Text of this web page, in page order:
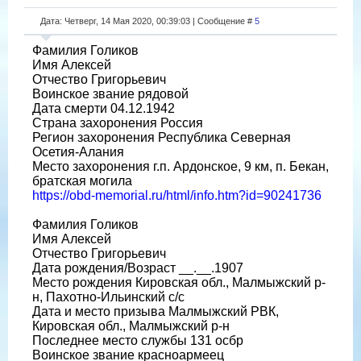
Дата: Четверг, 14 Мая 2020, 00:39:03 | Сообщение # 5
Фамилия Голиков
Имя Алексей
Отчество Григорьевич
Воинское звание рядовой
Дата смерти 04.12.1942
Страна захоронения Россия
Регион захоронения Республика Северная
Осетия-Алания
Место захоронения г.п. Ардонское, 9 км, п. Бекан,
братская могила
https://obd-memorial.ru/html/info.htm?id=90241736
Фамилия Голиков
Имя Алексей
Отчество Григорьевич
Дата рождения/Возраст __.__.1907
Место рождения Кировская обл., Малмыжский р-
н, Пахотно-Ильинский с/с
Дата и место призыва Малмыжский РВК,
Кировская обл., Малмыжский р-н
Последнее место службы 131 осбр
Воинское звание красноармеец